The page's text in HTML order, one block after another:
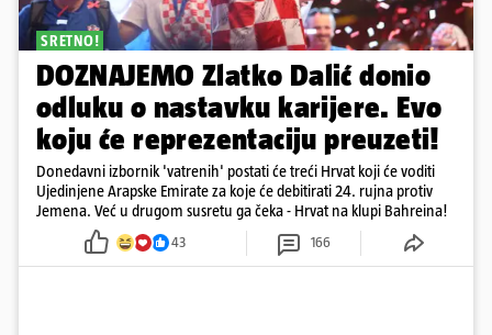
SRETNO!
DOZNAJEMO Zlatko Dalić donio
odluku o nastavku karijere. Evo
koju će reprezentaciju preuzeti!
Donedavni izbornik 'vatrenih' postati će treći Hrvat koji će voditi
Ujedinjene Arapske Emirate za koje će debitirati 24. rujna protiv
Jemena. Već u drugom susretu ga čeka - Hrvat na klupi Bahreina!
43 166